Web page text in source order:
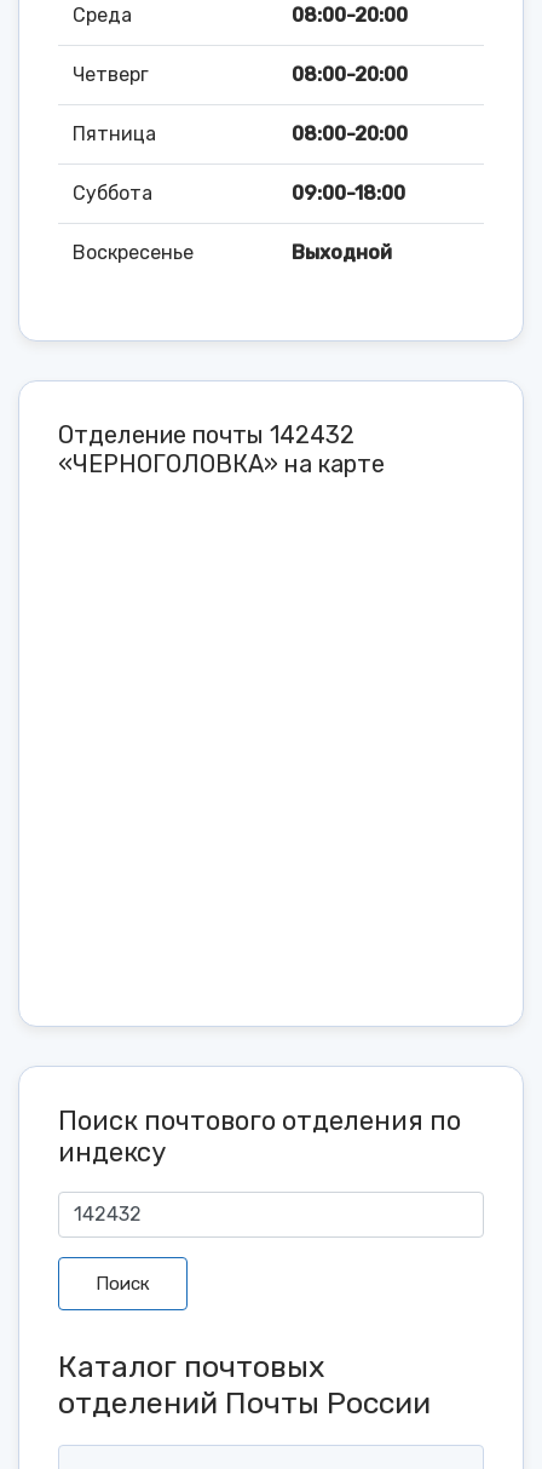
Среда 08:00-20:00
Четверг 08:00-20:00
Пятница 08:00-20:00
Суббота 09:00-18:00
Воскресенье Выходной
Отделение почты 142432
«ЧЕРНОГОЛОВКА» на карте
Поиск почтового отделения по
индексу
Поиск
Каталог почтовых
отделений Почты России